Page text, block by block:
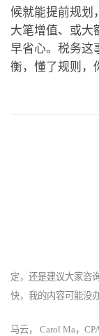
候就能提前规划
大笔增值、或大
早省心。税务这
衡，懂了规则，
定，还是建议大家咨
快，我的内容可能没
马云， Carol Ma，